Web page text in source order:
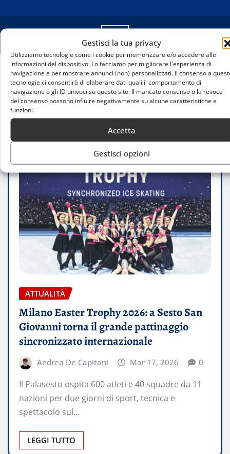
Gestisci la tua privacy
Utilizziamo tecnologie come i cookie per memorizzare e/o accedere alle
informazioni del dispositivo. Lo facciamo per migliorare l'esperienza di
navigazione e per mostrare annunci (non) personalizzati. Il consenso a
tecnologie ci consentirà di elaborare dati quali il comportamento di
navigazione o gli ID univoci su questo sito. Il mancato consenso o la revoca
del consenso possono influire negativamente su alcune caratteristiche e
funzioni.
Accetta
Gestisci opzioni
Home
Milano Easter Trophy 2026: a Sesto San Giovanni
torna il grande pattinaggio sincronizzato
internazionale
ATTUALITÀ
Milano Easter Trophy 2026: a Sesto San
Giovanni torna il grande pattinaggio
sincronizzato internazionale
Andrea De Capitani Mar 17, 2026 0
Il Palasesto ospita 600 atleti e 40 squadre da 11
nazioni per due giorni di sport, tecnica e
spettacolo sul…
LEGGI TUTTO